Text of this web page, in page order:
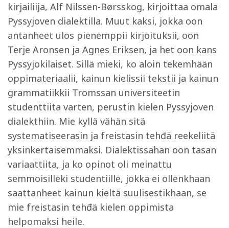
kirjailiija, Alf Nilssen-Børsskog, kirjoittaa omala
Pyssyjoven dialektilla. Muut kaksi, jokka oon
antanheet ulos pienemppii kirjoituksii, oon
Terje Aronsen ja Agnes Eriksen, ja het oon kans
Pyssyjokilaiset. Sillä mieki, ko aloin tekemhään
oppimateriaalii, kainun kielissii tekstii ja kainun
grammatiikkii Tromssan universiteetin
studenttiita varten, perustin kielen Pyssyjoven
dialekthiin. Mie kyllä vähän sitä
systematiseerasin ja freistasin tehđä reekeliitä
yksinkertaisemmaksi. Dialektissahan oon tasan
variaattiita, ja ko opinot oli meinattu
semmoisilleki studentiille, jokka ei ollenkhaan
saattanheet kainun kieltä suulisestikhaan, se
mie freistasin tehđä kielen oppimista
helpomaksi heile.